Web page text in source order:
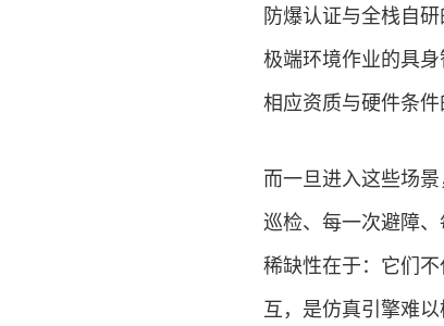
防爆认证与全栈自
极端环境作业的具
相应资质与硬件条件
而一旦进入这些场
巡检、每一次避障
稀缺性在于：它们
互，是仿真引擎难